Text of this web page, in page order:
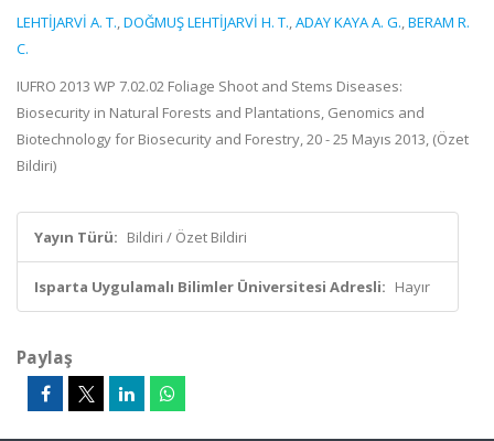
LEHTİJARVİ A. T.,DOĞMUŞ LEHTİJARVİ H. T.,ADAY KAYA A. G.,BERAM R.
C.
IUFRO 2013 WP 7.02.02 Foliage Shoot and Stems Diseases:
Biosecurity in Natural Forests and Plantations, Genomics and
Biotechnology for Biosecurity and Forestry, 20 - 25 Mayıs 2013, (Özet
Bildiri)
Yayın Türü: Bildiri / Özet Bildiri
Isparta Uygulamalı Bilimler Üniversitesi Adresli: Hayır
Paylaş